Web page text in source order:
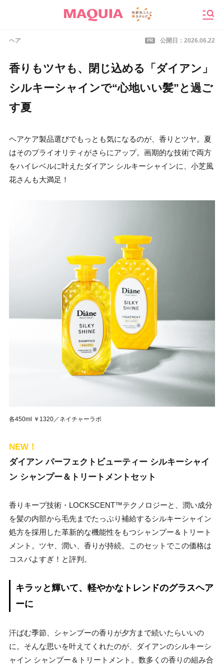
ヘア PR 公開日： 2026.06.22
香りもツヤも、閉じ込める「ダイアン」
シルキーシャインで“心地いい髪”と過ご
す夏
ヘアケア製品選びでもっとも気になるのが、香りとツヤ。夏
はそのプライオリティがさらにアップ。画期的な技術で両方
をハイレベルに叶えたダイアン シルキーシャインに、小芝風
花さんも大満足！
各450ml ￥1320／ネイチャーラボ
NEW！
ダイアン パーフェクトビューティー シルキーシャイ
ン シャンプー＆トリートメントセット
香りキープ技術・LOCKSCENT™テクノロジーと、潤い成分
を髪の内部から毛先までたっぷり補給するシルキーシャイン
処方を採用した革新的な機能性をもつシャンプー＆トリート
メント。ツヤ、潤い、香りが持続。このセットでこの価格は
コスパよすぎ！と評判。
キラッと輝いて、軽やかなトレンドのグラスヘア
ーに
汗ばむ季節、シャンプーの香りが夕方まで続いたらいいの
に。そんな思いを叶えてくれたのが、ダイアンのシルキーシ
ャイン シャンプー＆トリートメント。数多くの香りの組み合